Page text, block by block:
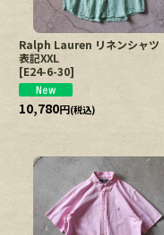
Ralph Lauren リネンシャツ
表記XXL
[E24-6-30]
10,780円(税込)